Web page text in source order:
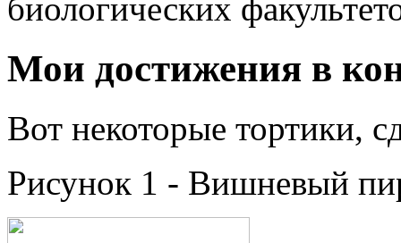
биологических
Мои достижения в
Вот некоторые тортики,
Рисунок 1 - Вишневый